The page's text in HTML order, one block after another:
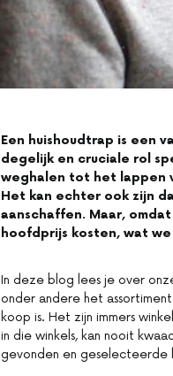
Een huishoudtrap is een
degelijk en cruciale rol
weghalen tot het lappen
Het kan echter ook zijn
aanschaffen. Maar,
hoofdprijs kosten, wat
In deze blog lees je over
onder andere het
koop is. Het zijn immers
in die winkels, kan nooit
gevonden en geselecteerde